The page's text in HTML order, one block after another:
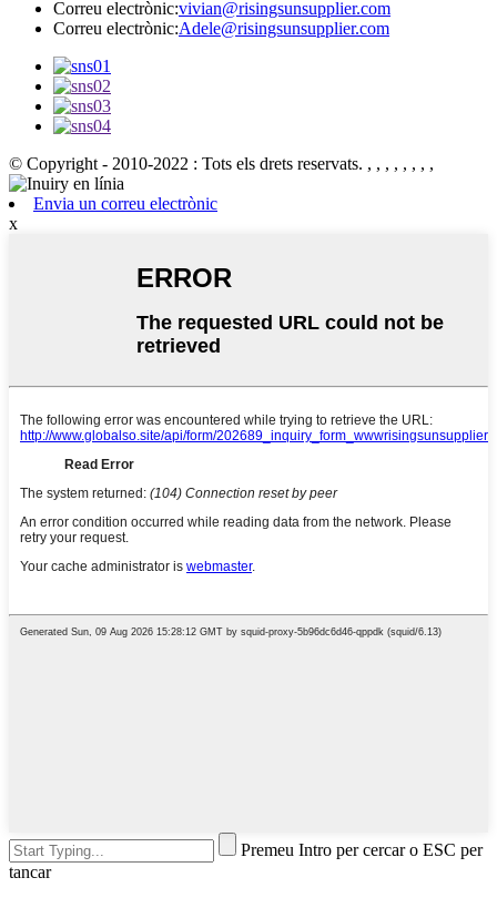
Correu electrònic:vivian@risingsunsupplier.com
Correu electrònic:Adele@risingsunsupplier.com
© Copyright - 2010-2022 : Tots els drets reservats. , , , , , , , ,
Envia un correu electrònic
x
Premeu Intro per cercar o ESC per
tancar